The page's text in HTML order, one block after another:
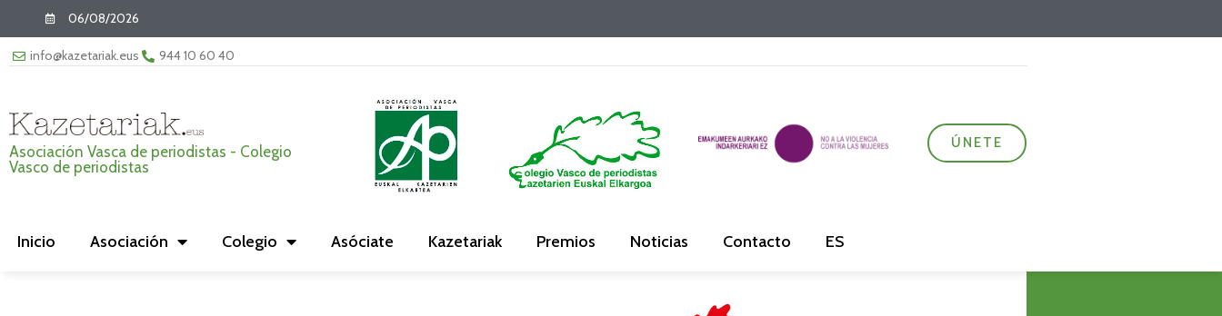
06/08/2026
info@kazetariak.eus 944 10 60 40
Asociación Vasca de periodistas - Colegio
Vasco de periodistas
ÚNETE
Inicio Asociación Colegio Asóciate Kazetariak Premios Noticias Contacto ES